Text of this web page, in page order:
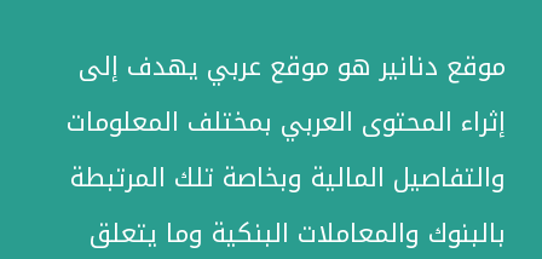
موقع دنانير هو موقع عربي يهدف إلى
إثراء المحتوى العربي بمختلف المعلومات
والتفاصيل المالية وبخاصة تلك المرتبطة
بالبنوك والمعاملات البنكية وما يتعلق